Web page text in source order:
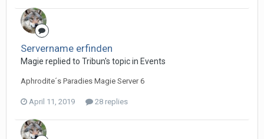
Servername erfinden
Magie replied to Tribun's topic in Events
Aphrodite´s Paradies Magie Server 6
April 11, 2019 28 replies